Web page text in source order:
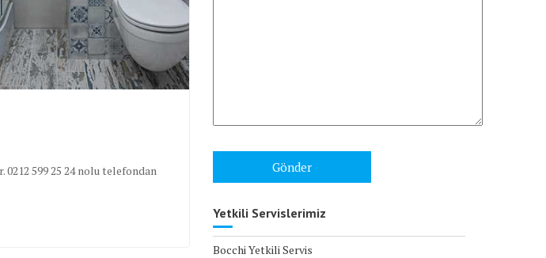
599 25 24 nolu telefondan
Yetkili Servislerimiz
Bocchi Yetkili Servis